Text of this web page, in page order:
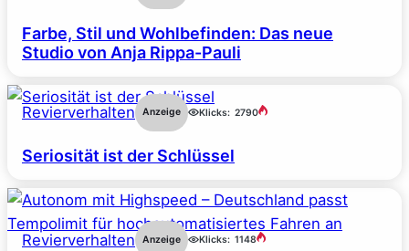
Farbe, Stil und Wohlbefinden: Das neue
Studio von Anja Rippa-Pauli
Revierverhalten Anzeige Klicks: 2790
Seriosität ist der Schlüssel
Revierverhalten Anzeige Klicks: 1148